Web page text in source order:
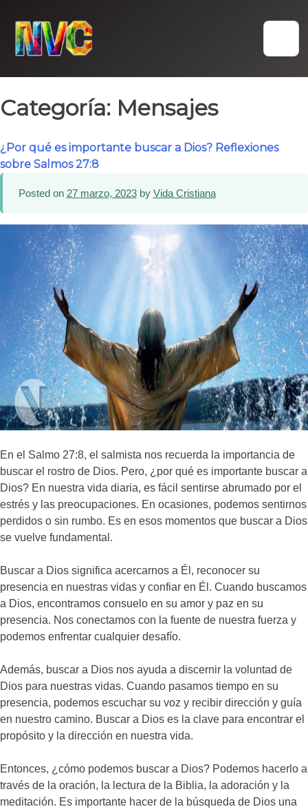
content
Categoría: Mensajes
¿Por qué es importante buscar a Dios? Reflexiones
sobre Salmos 27:8
Posted on 27 marzo, 2023by Vida Cristiana
En el Salmo 27:8, el salmista nos recuerda la importancia de
buscar el rostro de Dios. Pero, ¿por qué es importante buscar a
Dios? En nuestra vida diaria, es fácil sentirse abrumado por el
estrés y las preocupaciones. En ocasiones, podemos sentirnos
perdidos o sin rumbo. Es en esos momentos que buscar a Dios
se vuelve fundamental.
Buscar a Dios significa acercarnos a Él, reconocer su
presencia en nuestras vidas y confiar en Él. Cuando buscamos
a Dios, encontramos consuelo en su amor y paz en su
presencia. Nos conectamos con la fuente de nuestra fuerza y
podemos enfrentar cualquier desafío.
Además, buscar a Dios nos ayuda a discernir la voluntad de
Dios para nuestras vidas. Cuando pasamos tiempo en su
presencia, podemos escuchar su voz y recibir dirección y guía
en nuestro camino. Buscar a Dios es la clave para encontrar el
propósito y la dirección en nuestra vida.
Entonces, ¿cómo podemos buscar a Dios? Podemos hacerlo a
través de la oración, la lectura de la Biblia, la adoración y la
meditación. Es importante hacer de la búsqueda de Dios una